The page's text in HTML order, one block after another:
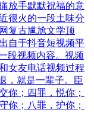
放手默默祝福的意
很火的一段土味分
复古尴尬文学顶
自于抖音短视频平
段视频内容。视频
女友电话视频过程
，就是一辈子。臣
你；四罪，悦你；
你；八罪，护你；